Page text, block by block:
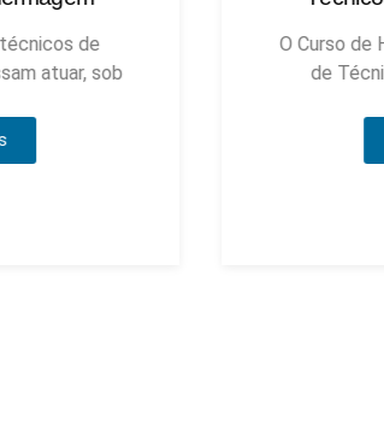
O Curso de Habilitação Profissional
de Técnico de Enfermagem